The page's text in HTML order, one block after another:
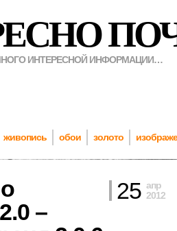
ИНТЕРЕСНОЙ ИНФОРМАЦИИ…
живопись обои золото
–
25 апр
2012